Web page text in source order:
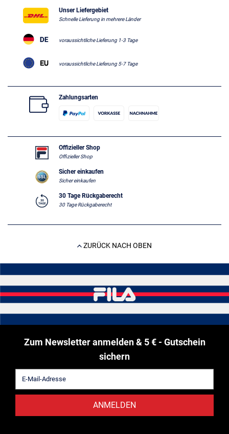
Unser Liefergebiet
Schnelle Lieferung in mehrere Länder
voraussichtliche Lieferung 1-3 Tage
voraussichtliche Lieferung 5-7 Tage
Zahlungsarten
Offizieller Shop
Offizieller Shop
Sicher einkaufen
Sicher einkaufen
30 Tage Rückgaberecht
30 Tage Rückgaberecht
ZURÜCK NACH OBEN
Zum Newsletter anmelden & 5 € - Gutschein
sichern
ANMELDEN